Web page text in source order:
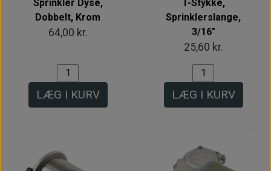
Sprinkler Dyse,
Dobbelt, Krom
64,00 kr.
LÆG I KURV
T-Stykke,
Sprinklerslange,
3/16"
25,60 kr.
LÆG I KURV